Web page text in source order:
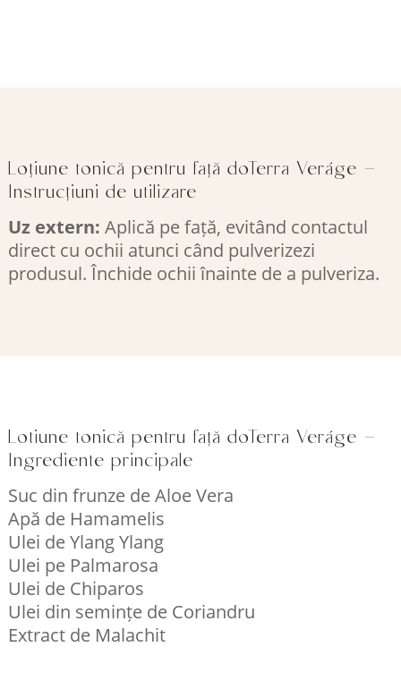
Loțiune tonică pentru față doTerra Veráge –
Instrucțiuni de utilizare
Uz extern: Aplică pe față, evitând contactul
direct cu ochii atunci când pulverizezi
produsul. Închide ochii înainte de a pulveriza.
Lotiune tonică pentru față doTerra Veráge –
Ingrediente principale
Suc din frunze de Aloe Vera
Apă de Hamamelis
Ulei de Ylang Ylang
Ulei pe Palmarosa
Ulei de Chiparos
Ulei din semințe de Coriandru
Extract de Malachit